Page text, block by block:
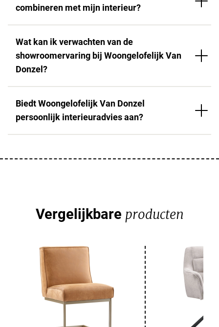
combineren met mijn interieur?
Wat kan ik verwachten van de
showroomervaring bij Woongelofelijk Van
Donzel?
Biedt Woongelofelijk Van Donzel
persoonlijk interieuradvies aan?
Vergelijkbare producten